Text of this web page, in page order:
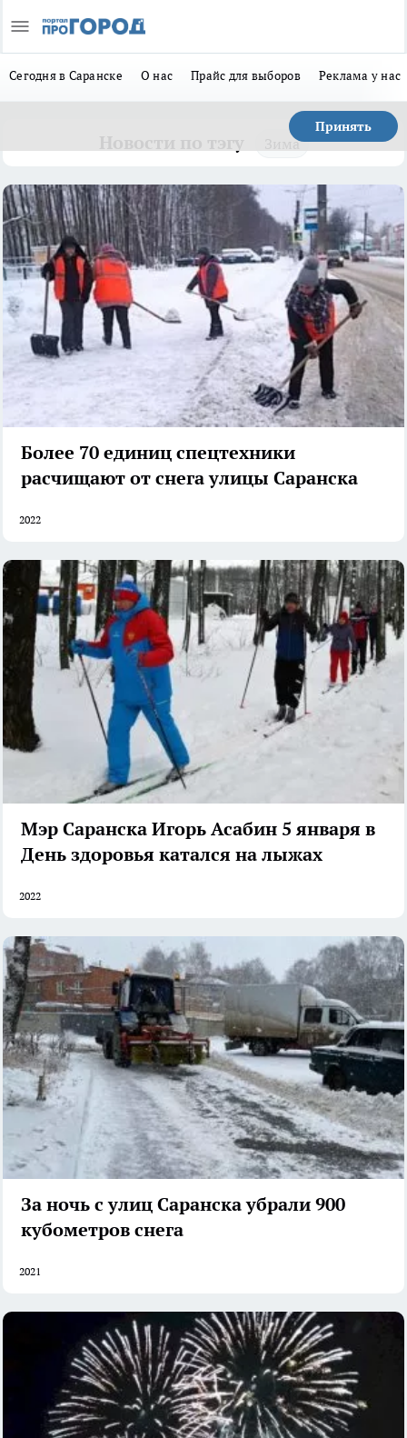
Сегодня в Саранске О нас Прайс для выборов Реклама у нас
Принять
Зима
Более 70 единиц спецтехники
расчищают от снега улицы Саранска
2022
Мэр Саранска Игорь Асабин 5 января в
День здоровья катался на лыжах
2022
За ночь с улиц Саранска убрали 900
кубометров снега
2021